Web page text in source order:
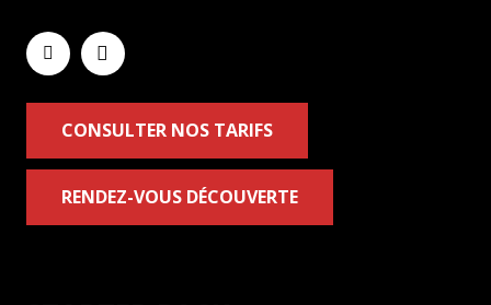
CONSULTER NOS TARIFS
RENDEZ-VOUS DÉCOUVERTE